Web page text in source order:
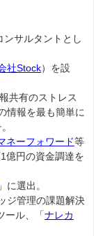
ンサルタントとし
社Stock）を設
共有のストレス
情報を最も簡単に
ネーフォワード等
億円の資金調達を
」に選出。
ジ管理の課題解決
ール、「ナレカ